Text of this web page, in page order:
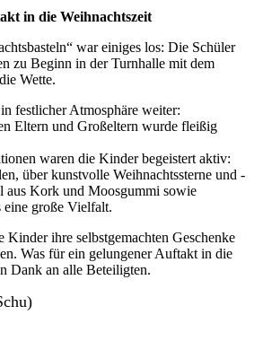
in die Weihnachtszeit
war einiges los: Die Schüler
zu Beginn in der Turnhalle mit dem
Wette.
festlicher Atmosphäre weiter:
Eltern und Großeltern wurde fleißig
waren die Kinder begeistert aktiv:
über kunstvolle Weihnachtssterne und -
aus Kork und Moosgummi sowie
eine große Vielfalt.
Kinder ihre selbstgemachten Geschenke
Was für ein gelungener Auftakt in die
Dank an alle Beteiligten.